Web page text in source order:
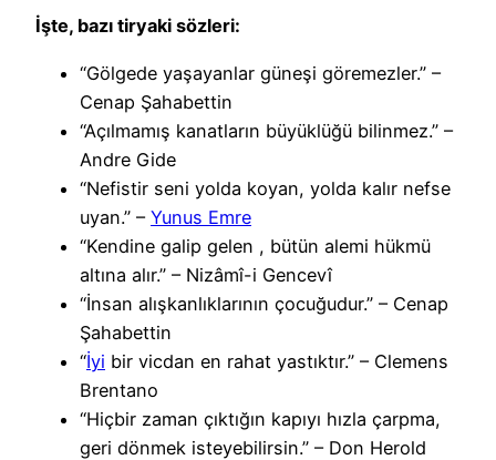
İşte, bazı tiryaki sözleri:
“Gölgede yaşayanlar güneşi göremezler.” –
Cenap Şahabettin
“Açılmamış kanatların büyüklüğü bilinmez.” –
Andre Gide
“Nefistir seni yolda koyan, yolda kalır nefse
uyan.” – Yunus Emre
“Kendine galip gelen , bütün alemi hükmü
altına alır.” – Nizâmî-i Gencevî
“İnsan alışkanlıklarının çocuğudur.” – Cenap
Şahabettin
“İyi bir vicdan en rahat yastıktır.” – Clemens
Brentano
“Hiçbir zaman çıktığın kapıyı hızla çarpma,
geri dönmek isteyebilirsin.” – Don Herold